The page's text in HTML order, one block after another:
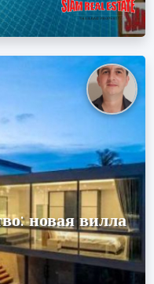
новая вилла